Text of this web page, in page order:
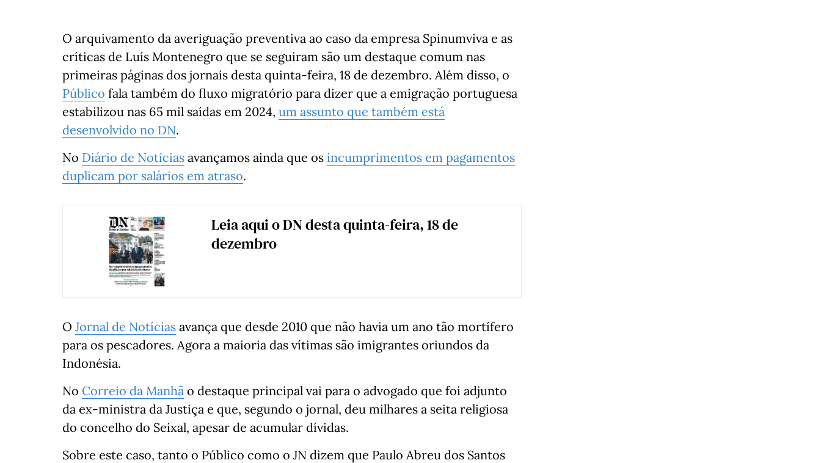
O arquivamento da averiguação preventiva ao caso da empresa Spinumviva e as
críticas de Luís Montenegro que se seguiram são um destaque comum nas
primeiras páginas dos jornais desta quinta-feira, 18 de dezembro. Além disso, o
Público fala também do fluxo migratório para dizer que a emigração portuguesa
estabilizou nas 65 mil saídas em 2024, um assunto que também está
desenvolvido no DN.
No Diário de Notícias avançamos ainda que os incumprimentos em pagamentos
duplicam por salários em atraso.
Leia aqui o DN desta quinta-feira, 18 de
dezembro
O Jornal de Notícias avança que desde 2010 que não havia um ano tão mortífero
para os pescadores. Agora a maioria das vítimas são imigrantes oriundos da
Indonésia.
No Correio da Manhã o destaque principal vai para o advogado que foi adjunto
da ex-ministra da Justiça e que, segundo o jornal, deu milhares a seita religiosa
do concelho do Seixal, apesar de acumular dívidas.
Sobre este caso, tanto o Público como o JN dizem que Paulo Abreu dos Santos